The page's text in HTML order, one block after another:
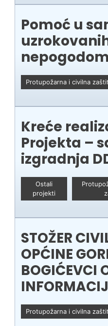
Pomoć u
nepogodom
Protupožarna i civilna
Kreće
Projekta –
izgradnja
Ostali
projekti
STOŽER
OPĆINE
BOGIĆEVCI
Protupožarna i civilna